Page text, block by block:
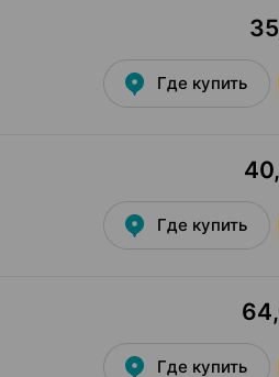
Где купить
Где купить
Где купить